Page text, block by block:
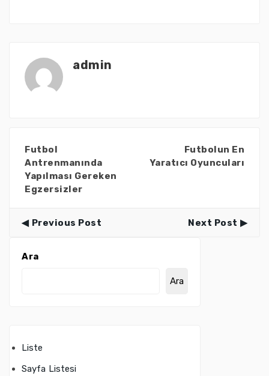
admin
Futbol
Antrenmanında
Yapılması Gereken
Egzersizler
Futbolun En
Yaratıcı Oyuncuları
Previous Post Next Post
Ara
Ara
Liste
Sayfa Listesi